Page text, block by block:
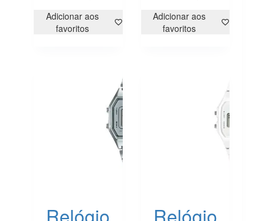
Adicionar aos
favoritos
Adicionar aos
favoritos